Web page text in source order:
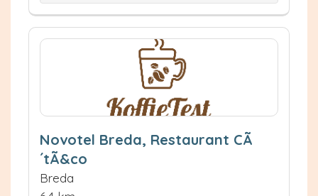
Novotel Breda, Restaurant CÃ
´tÃ&co
Breda